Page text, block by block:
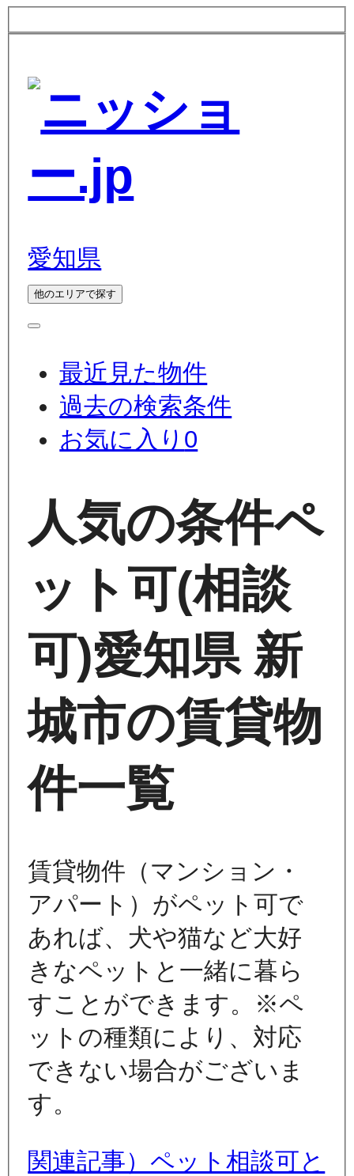
愛知県
他のエリアで探す
最近見た物件
過去の検索条件
お気に入り 0
人気の条件ペ
ット可(相談
可)愛知県 新
城市の賃貸物
件一覧
賃貸物件（マンション・
アパート）がペット可で
あれば、犬や猫など大好
きなペットと一緒に暮ら
すことができます。※ペ
ットの種類により、対応
できない場合がございま
す。
関連記事）ペット相談可と